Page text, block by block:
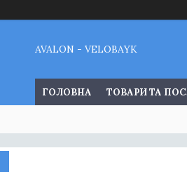
AVALON - VELOBAYK
ГОЛОВНА ТОВАРИ ТА